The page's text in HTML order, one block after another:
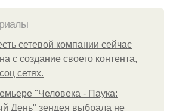
сетевой компании сейчас
с создание своего контента,
сетях.
"Человека - Паука:
День" зендея выбрала не